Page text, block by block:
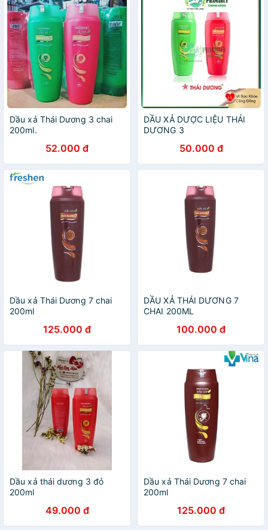
Dầu xả Thái Dương 3 chai
200ml.
52.000 đ
DẦU XẢ DƯỢC LIỆU THÁI
DƯƠNG 3
50.000 đ
Dầu xả Thái Dương 7 chai
200ml
125.000 đ
DẦU XẢ THÁI DƯƠNG 7
CHAI 200ML
100.000 đ
Dầu xả thái dương 3 đỏ
200ml
49.000 đ
Dầu xả Thái Dương 7 chai
200ml
125.000 đ